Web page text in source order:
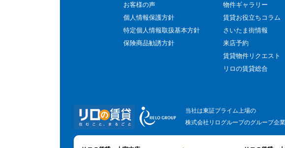
お客様の声
個人情報保護方針
特定個人情報取扱基本方針
保険商品勧誘方針
物件ギャラリー
賃貸お役立ちコラム
さいたま街情報
来店予約
賃貸物件リクエスト
リロの賃貸総合
当社は東証プライム上場の
株式会社リログループのグループ企業